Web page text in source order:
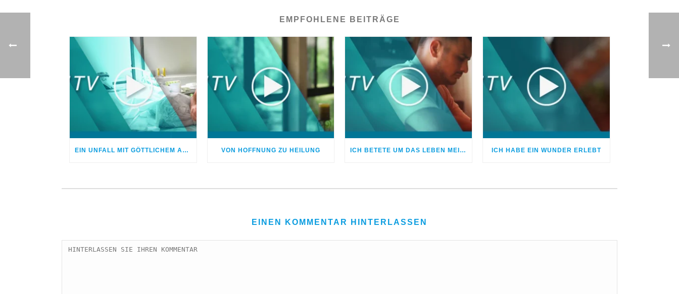
EMPFOHLENE BEITRÄGE
EIN UNFALL MIT GÖTTLICHEM AUSGANG VON HOFFNUNG ZU HEILUNG ICH BETETE UM DAS LEBEN MEINES KINDES ICH HABE EIN WUNDER ERLEBT
EINEN KOMMENTAR HINTERLASSEN